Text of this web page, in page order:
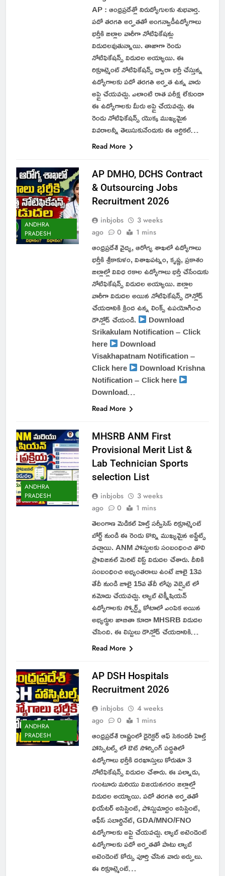
AP : ఆంధ్రప్రదేశ్లో నిరుద్యోగులకు శుభవార్త.
పదో తరగతి అర్హతతో అంగన్వాడీఉద్యోగాలు
భర్తీకి జిల్లాల వారీగా నోటిఫికేషన్లు
విడుదలవుతున్నాయి. తాజాగా రెండు
నోటిఫికేషన్స్ విడుదల అయ్యాయి. ఈ
రిక్రూట్మెంట్ నోటిఫికేషన్స్ ద్వారా భర్తీ చేస్తున్న
ఉద్యోగాలకు పదో తరగతి అర్హత ఉన్న వారు
అప్లై చేయవచ్చు. ఎలాంటి రాత పరీక్ష లేకుండా
ఈ ఉద్యోగాలకు మీరు అప్లై చేయవచ్చు. ఈ
రెండు నోటిఫికేషన్స్ యొక్క ముఖ్యమైన
వివరాలన్నీ తెలుసుకునేందుకు ఈ ఆర్టికల్…
Read More
ANDHRA
PRADESH
AP DMHO, DCHS Contract
& Outsourcing Jobs
Recruitment 2026
inbjobs
3 weeks
ago
0 1 mins
ఆంధ్రప్రదేశ్ వైద్య, ఆరోగ్య శాఖలో ఉద్యోగాలు
భర్తీకి శ్రీకాకుళం, విశాఖపట్నం, కృష్ణ, ప్రకాశం
జిల్లాల్లో వివిధ రకాల ఉద్యోగాలు భర్తీ చేసేందుకు
నోటిఫికేషన్స్ విడుదల అయ్యాయి. జిల్లాల
వారీగా విడుదల అయిన నోటిఫికేషన్స్ డౌన్లోడ్
చేయడానికి క్రింద ఉన్న లింక్స్ ఉపయోగించి
డౌన్లోడ్ చేయండి.
Download
Srikakulam Notification – Click
here
Download
Visakhapatnam Notification –
Click here
Download Krishna
Notification – Click here
Download…
Read More
ANDHRA
PRADESH
MHSRB ANM First
Provisional Merit List &
Lab Technician Sports
selection List
inbjobs
3 weeks
ago
0 1 mins
తెలంగాణ మెడికల్ హెల్త్ సర్వీసెస్ రిక్రూట్మెంట్
బోర్డ్ నుండి ఈ రెండు కొన్ని ముఖ్యమైన అప్డేట్స్
వచ్చాయి. ANM పోస్టులకు సంబంధించి తొలి
ప్రొవిజినల్ మెరిట్ లిస్ట్ విడుదల చేశారు. దీనికి
సంబంధించి అభ్యంతరాలు ఉంటే జూలై 13వ
తేదీ నుండి జూలై 15వ తేదీ లోపు వెబ్సైట్ లో
నమోదు చేయవచ్చు. ల్యాబ్ టెక్నీషియన్
ఉద్యోగాలకు స్పోర్ట్స్ కోటాలో ఎంపిక అయిన
అభ్యర్థుల జాబితా కూడా MHSRB విడుదల
చేసింది. ఈ లిస్టులు డౌన్లోడ్ చేయడానికి…
Read More
ANDHRA
PRADESH
AP DSH Hospitals
Recruitment 2026
inbjobs
4 weeks
ago
0 1 mins
ఆంధ్రప్రదేశ్ రాష్ట్రంలో డైరెక్టర్ ఆఫ్ సెకండరీ హెల్త్
హాస్పిటల్స్ లో ఔట్ సోర్సింగ్ పద్ధతిలో
ఉద్యోగాలు భర్తీకి దరఖాస్తులు కోరుతూ 3
నోటిఫికేషన్స్ విడుదల చేశారు. ఈ పల్నాడు,
గుంటూరు మరియు విజయనగరం జిల్లాల్లో
విడుదల అయ్యాయి. పదో తరగతి అర్హతతో
థియేటర్ అసిస్టెంట్, పోస్టుమార్టం అసిస్టెంట్,
ఆఫీస్ సబార్డినేట్, GDA/MNO/FNO
ఉద్యోగాలకు అప్లై చేయవచ్చు. ల్యాబ్ అటెండెంట్
ఉద్యోగాలకు పదో అర్హతతో పాటు ల్యాబ్
అటెండెంట్ కోర్సు పూర్తి చేసిన వారు అర్హులు.
ఈ రిక్రూట్మెంట్…